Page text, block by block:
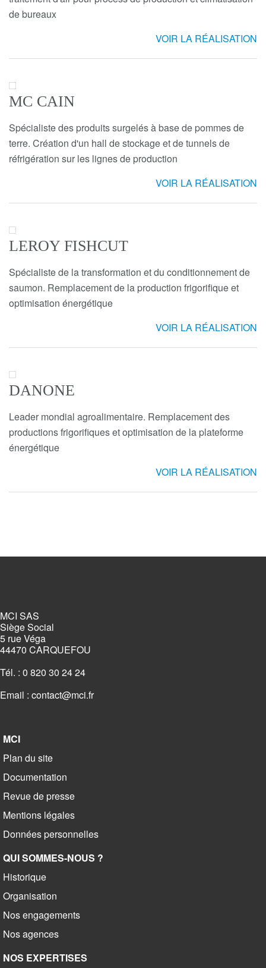
de bureaux
VOIR LA RÉALISATION
MC CAIN
Spécialiste des produits surgelés à base de pommes de
terre. Création d'un hall de stockage et de tunnels de
réfrigération sur les lignes de production
VOIR LA RÉALISATION
LEROY FISHCUT
Spécialiste de la transformation et du conditionnement de
saumon. Remplacement de la production frigorifique et
optimisation énergétique
VOIR LA RÉALISATION
DANONE
Leader mondial agroalimentaire. Remplacement des
productions frigorifiques et optimisation de la plateforme
énergétique
VOIR LA RÉALISATION
MCI SAS
Siège Social
5 rue Véga
44470 CARQUEFOU
Tél. : 0 820 30 24 24
Email : contact@mci.fr
MCI
Plan du site
Documentation
Revue de presse
Mentions légales
Données personnelles
QUI SOMMES-NOUS ?
Historique
Organisation
Nos engagements
Nos agences
NOS EXPERTISES